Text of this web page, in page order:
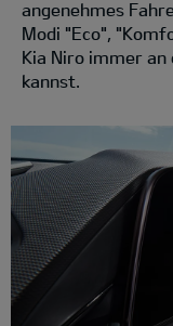
angenehmes
Modi "Eco",
Kia Niro immer
kannst.